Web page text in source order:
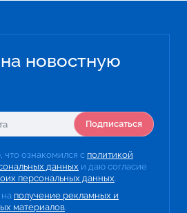
новостную
Подписаться
ознакомился с политикой
данных и даю согласие
персональных данных.
на получение рекламных и
материалов.